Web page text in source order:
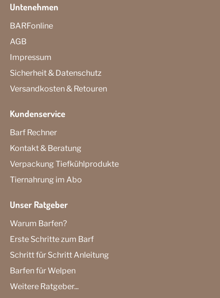
Untenehmen
BARFonline
AGB
Impressum
Sicherheit & Datenschutz
Versandkosten & Retouren
Kundenservice
Barf Rechner
Kontakt & Beratung
Verpackung Tiefkühlprodukte
Tiernahrung im Abo
Unser Ratgeber
Warum Barfen?
Erste Schritte zum Barf
Schritt für Schritt Anleitung
Barfen für Welpen
Weitere Ratgeber...